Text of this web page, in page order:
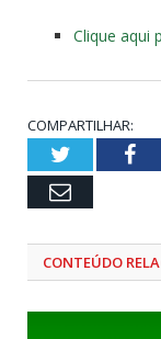
Clique aqui
COMPARTILHAR:
Twitter
Email
CONTEÚDO